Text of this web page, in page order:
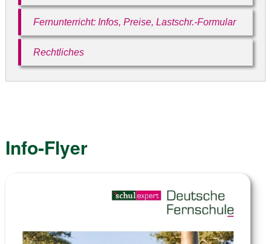
Fernunterricht: Infos, Preise, Lastschr.-Formular
Rechtliches
Info-Flyer